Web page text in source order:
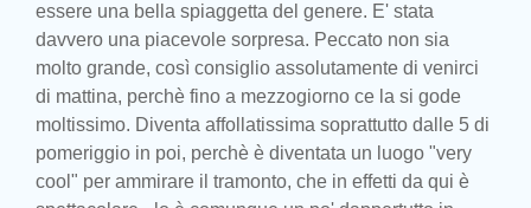
essere una bella spiaggetta del genere. E' stata
davvero una piacevole sorpresa. Peccato non sia
molto grande, così consiglio assolutamente di venirci
di mattina, perchè fino a mezzogiorno ce la si gode
moltissimo. Diventa affollatissima soprattutto dalle 5 di
pomeriggio in poi, perchè è diventata un luogo "very
cool" per ammirare il tramonto, che in effetti da qui è